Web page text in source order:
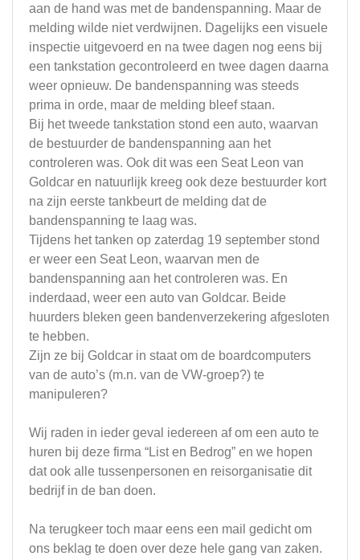
aan de hand was met de bandenspanning. Maar de
melding wilde niet verdwijnen. Dagelijks een visuele
inspectie uitgevoerd en na twee dagen nog eens bij
een tankstation gecontroleerd en twee dagen daarna
weer opnieuw. De bandenspanning was steeds
prima in orde, maar de melding bleef staan.
Bij het tweede tankstation stond een auto, waarvan
de bestuurder de bandenspanning aan het
controleren was. Ook dit was een Seat Leon van
Goldcar en natuurlijk kreeg ook deze bestuurder kort
na zijn eerste tankbeurt de melding dat de
bandenspanning te laag was.
Tijdens het tanken op zaterdag 19 september stond
er weer een Seat Leon, waarvan men de
bandenspanning aan het controleren was. En
inderdaad, weer een auto van Goldcar. Beide
huurders bleken geen bandenverzekering afgesloten
te hebben.
Zijn ze bij Goldcar in staat om de boardcomputers
van de auto’s (m.n. van de VW-groep?) te
manipuleren?
Wij raden in ieder geval iedereen af om een auto te
huren bij deze firma “List en Bedrog” en we hopen
dat ook alle tussenpersonen en reisorganisatie dit
bedrijf in de ban doen.
Na terugkeer toch maar eens een mail gedicht om
ons beklag te doen over deze hele gang van zaken.